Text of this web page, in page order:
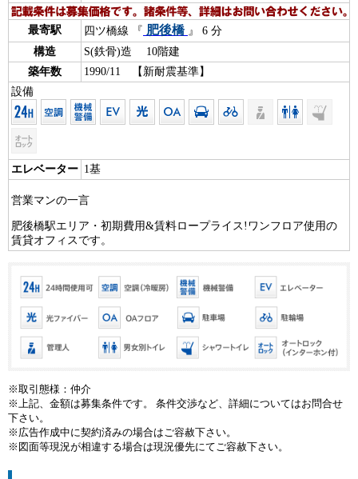
最寄駅 四ツ橋線 『 肥後橋 』 6 分
構造
S(鉄骨)造 10階建
築年数
1990/11 【新耐震基準】
設備
エレベーター 1基
営業マンの一言
肥後橋駅エリア・初期費用&賃料ロープライス!ワンフロア使用の
賃貸オフィスです。
※取引態様：仲介
※上記、金額は募集条件です。 条件交渉など、詳細についてはお問合せ
下さい。
※広告作成中に契約済みの場合はご容赦下さい。
※図面等現況が相違する場合は現況優先にてご容赦下さい。